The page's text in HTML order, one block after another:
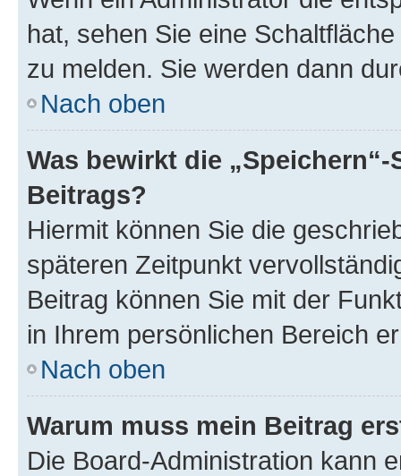
hat, sehen Sie eine
zu melden. Sie werden dann
Nach oben
Was bewirkt die
Beitrags?
Hiermit können Sie die
späteren Zeitpunkt
Beitrag können Sie mit der
in Ihrem persönlichen Bereich
Nach oben
Warum muss mein Beitrag
Die Board-Administration kann